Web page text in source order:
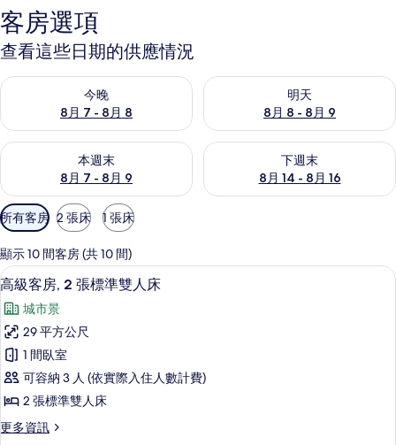
客房選項
查看這些日期的供應情況
今晚
8月 7 - 8月 8
查看今晚 (8月 7 - 8月 8) 的供應情況
明天
8月 8 - 8月 9
查看明天 (8月 8 - 8月 9) 的供
本週末
8月 7 - 8月 9
查看本週末 (8月 7 - 8月 9) 的供應情況
下週末
8月 14 - 8月 16
查看下週末 (8月 14 - 8月 16)
可
用
的
客
房
篩
選
條
件
所有客房 2 張床 1 張床
顯示 10 間客房 (共 10 間)
顯
示
高
級
客
房,
2
張
高級客房, 2 張標準雙人床 | 1 間臥室
6
高級客房, 2 張標準雙人床
城市景
29 平方公尺
1 間臥室
可容納 3 人 (依實際入住人數計費)
2 張標準雙人床
更多資訊
更